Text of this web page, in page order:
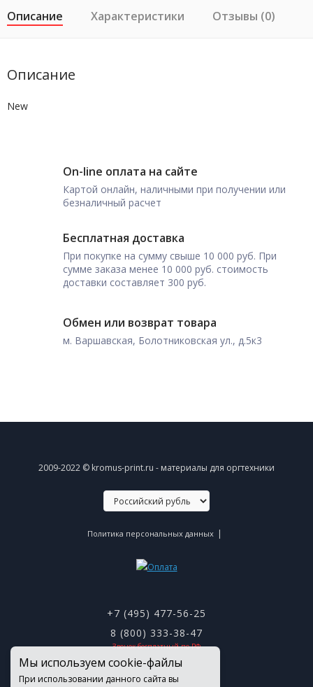
Описание Характеристики Отзывы (0)
Описание
New
On-line оплата на сайте
Картой онлайн, наличными при получении или
безналичный расчет
Бесплатная доставка
При покупке на сумму свыше 10 000 руб. При
сумме заказа менее 10 000 руб. стоимость
доставки составляет 300 руб.
Обмен или возврат товара
м. Варшавская, Болотниковская ул., д.5к3
2009-2022 © kromus-print.ru - материалы для оргтехники
Политика персональных данных |
+7 (495) 477-56-25
8 (800) 333-38-47
Звонок бесплатный по РФ
Мы используем cookie-файлы
При использовании данного сайта вы